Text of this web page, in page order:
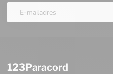
123Paracord